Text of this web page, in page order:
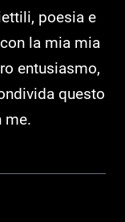
poesia e
la mia mia
entusiasmo,
questo
me.